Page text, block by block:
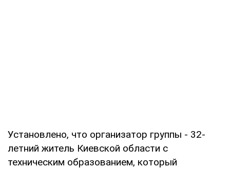
Установлено, что организатор группы - 32-
летний житель Киевской области с
техническим образованием, который